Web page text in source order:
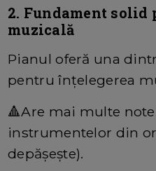
2. Fundament solid
muzicală
Pianul oferă una
pentru înțelegerea
🔺Are mai multe
instrumentelor din
depășește).